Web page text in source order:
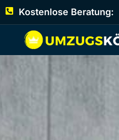
Kostenlose Beratung: